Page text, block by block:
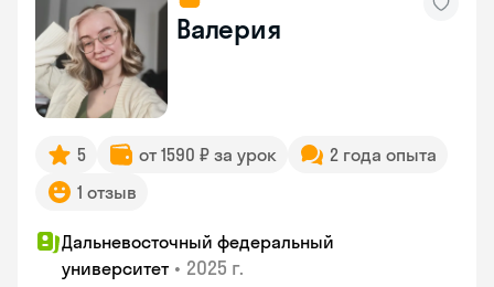
Валерия
5 от 1590 ₽ за урок
2 года опыта
1 отзыв
Дальневосточный федеральный
университет • 2025 г.